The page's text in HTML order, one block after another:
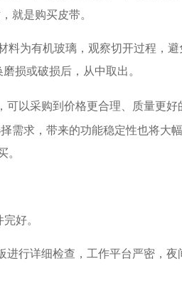
就是购买皮带。
为有机玻璃，观察切开过程，避
损或破损后，从中取出。
可以采购到价格更合理、质量更
需求，带来的功能稳定性也将大
好。
行详细检查，工作平台严密，夜